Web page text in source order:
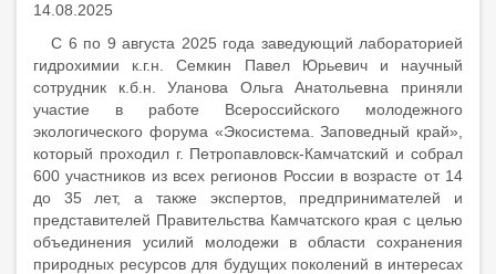
14.08.2025
С 6 по 9 августа 2025 года заведующий лабораторией
гидрохимии к.г.н. Семкин Павел Юрьевич и научный
сотрудник к.б.н. Уланова Ольга Анатольевна приняли
участие в работе Всероссийского молодежного
экологического форума «Экосистема. Заповедный край»,
который проходил г. Петропавловск-Камчатский и собрал
600 участников из всех регионов России в возрасте от 14
до 35 лет, а также экспертов, предпринимателей и
представителей Правительства Камчатского края с целью
объединения усилий молодежи в области сохранения
природных ресурсов для будущих поколений в интересах